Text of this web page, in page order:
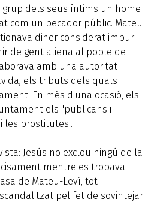
grup dels seus íntims un home
com un pecador públic. Mateu
diner considerat impur
de gent aliena al poble de
amb una autoritat
els tributs dels quals
En més d'una ocasió, els
els "publicans i
les prostitutes".
Jesús no exclou ningú de la
mentre es trobava
de Mateu-Leví, tot
pel fet de sovintejar